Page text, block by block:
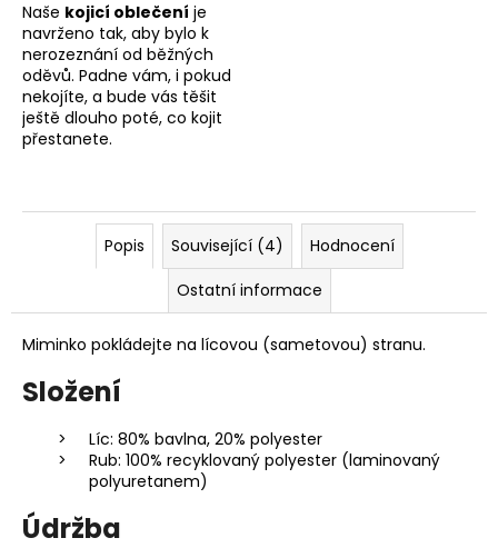
Naše kojicí oblečení je
navrženo tak, aby bylo k
nerozeznání od běžných
oděvů. Padne vám, i pokud
nekojíte, a bude vás těšit
ještě dlouho poté, co kojit
přestanete.
Popis Související (4)
Hodnocení
Ostatní informace
Miminko pokládejte na lícovou (sametovou) stranu.
Složení
Líc: 80% bavlna, 20% polyester
Rub: 100% recyklovaný polyester (laminovaný
polyuretanem)
Údržba